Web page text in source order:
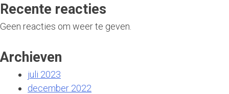
Recente reacties
Geen reacties om weer te geven.
Archieven
juli 2023
december 2022